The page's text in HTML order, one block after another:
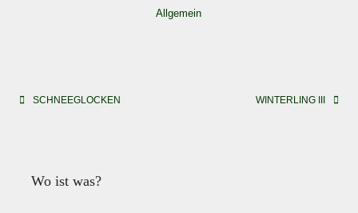
Allgemein
Beitragsnavigation
SCHNEEGLOCKEN WINTERLING III
Wo ist was?